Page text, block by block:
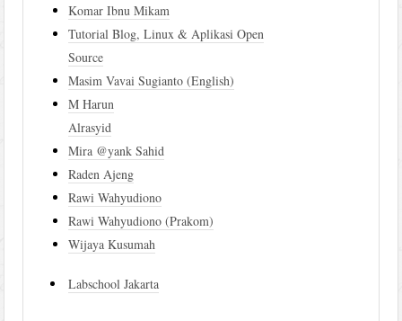
Komar Ibnu Mikam
Tutorial Blog, Linux & Aplikasi Open
Source
Masim Vavai Sugianto (English)
M Harun
Alrasyid
Mira @yank Sahid
Raden Ajeng
Rawi Wahyudiono
Rawi Wahyudiono (Prakom)
Wijaya Kusumah
Labschool Jakarta